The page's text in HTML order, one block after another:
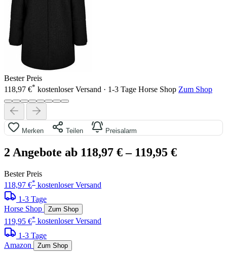
Bester Preis
118,97 €* kostenloser Versand · 1-3 Tage Horse Shop Zum Shop
Merken Teilen Preisalarm
2 Angebote ab 118,97 €– 119,95 €
Bester Preis
118,97 €* kostenloser Versand
1-3 Tage
Horse Shop
Zum Shop
119,95 €* kostenloser Versand
1-3 Tage
Amazon
Zum Shop